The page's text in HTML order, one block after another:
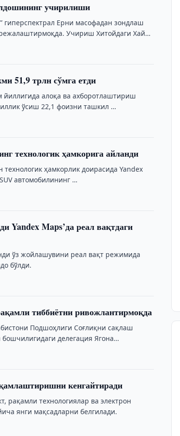
учирилиши
гиперспектрал Ерни масофадан зондлаш
Учириш Хитойдаги Хайён
51,9 трлн сўмга етди
алоқа ва ахборотлаштириш
ўсиш 22,1 фоизни ташкил …
технологик ҳамкорига айланди
ҳамкорлик доирасида Yandex
автомобилининг …
Yandex Maps’да реал вақтдаги
ўз жойлашувини реал вақт режимида
бўлди.
тиббиётни ривожлантирмоқда
Подшоҳлиги Соғлиқни сақлаш
делегация Ягона
кенгайтиради
рақамли технологиялар ва электрон
янги мақсадларни белгилади.